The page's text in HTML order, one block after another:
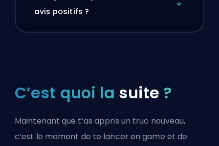
avis positifs ?
C’est quoi la suite ?
Maintenant que t’as appris un truc nouveau,
c’est le moment de te lancer en game et de